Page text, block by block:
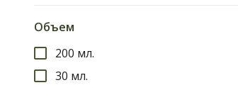
Объем
200 мл.
30 мл.